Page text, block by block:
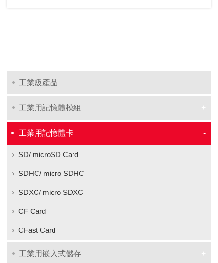
工業級產品
工業用記憶體模組
工業用記憶體卡
SD/ microSD Card
SDHC/ micro SDHC
SDXC/ micro SDXC
CF Card
CFast Card
工業用嵌入式儲存